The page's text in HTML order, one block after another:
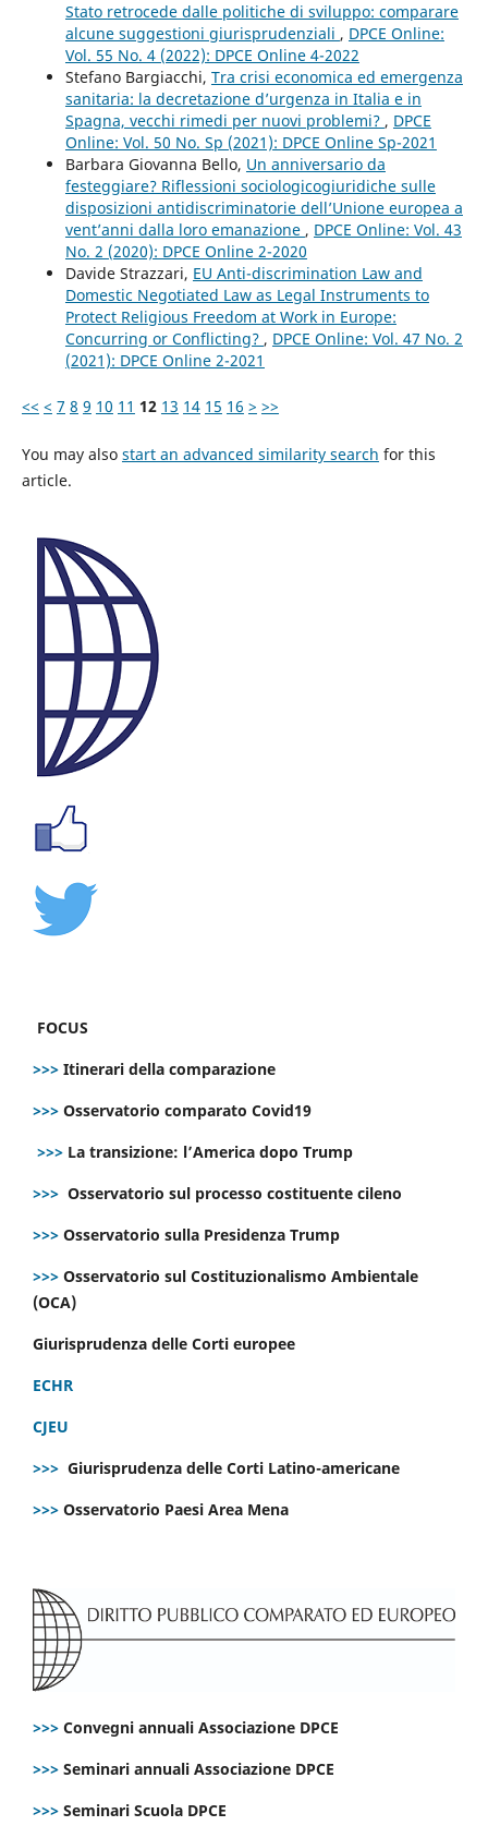
Stato retrocede dalle politiche di sviluppo: comparare
alcune suggestioni giurisprudenziali , DPCE Online:
Vol. 55 No. 4 (2022): DPCE Online 4-2022
Stefano Bargiacchi, Tra crisi economica ed emergenza
sanitaria: la decretazione d’urgenza in Italia e in
Spagna, vecchi rimedi per nuovi problemi? , DPCE
Online: Vol. 50 No. Sp (2021): DPCE Online Sp-2021
Barbara Giovanna Bello, Un anniversario da
festeggiare? Riflessioni sociologicogiuridiche sulle
disposizioni antidiscriminatorie dell’Unione europea a
vent’anni dalla loro emanazione , DPCE Online: Vol. 43
No. 2 (2020): DPCE Online 2-2020
Davide Strazzari, EU Anti-discrimination Law and
Domestic Negotiated Law as Legal Instruments to
Protect Religious Freedom at Work in Europe:
Concurring or Conflicting? , DPCE Online: Vol. 47 No. 2
(2021): DPCE Online 2-2021
<< < 7 8 9 10 11 12 13 14 15 16 > >>
You may also start an advanced similarity search for this
article.
FOCUS
>>> Itinerari della comparazione
>>> Osservatorio comparato Covid19
>>> La transizione: l’America dopo Trump
>>> Osservatorio sul processo costituente cileno
>>> Osservatorio sulla Presidenza Trump
>>> Osservatorio sul Costituzionalismo Ambientale
(OCA)
Giurisprudenza delle Corti europee
ECHR
CJEU
>>> Giurisprudenza delle Corti Latino-americane
>>> Osservatorio Paesi Area Mena
>>> Convegni annuali Associazione DPCE
>>> Seminari annuali Associazione DPCE
>>> Seminari Scuola DPCE